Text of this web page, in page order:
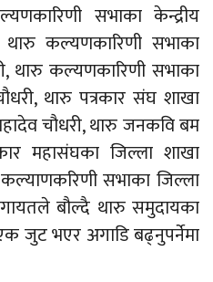
सभाका केन्द्रीय
कल्यणकारिणी सभाका
थारु कल्यणकारिणी सभाका
थारु पत्रकार संघ शाखा
चौधरी, थारु जनकवि बम
महासंघका जिल्ला शाखा
कल्याणकरिणी सभाका जिल्ला
बौल्दै थारु समुदायका
जुट भएर अगाडि बढ्नुपर्नेमा